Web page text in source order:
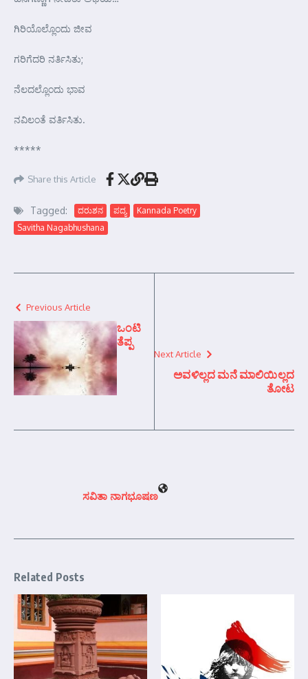
ಗಿರಿಯೊಲ್ಲೊಂದು ಜೀವ
ಗರಿಗೆದರಿ ನರ್ತಿಸಿತು;
ನೆಲದಲ್ಲೊಂದು ಭಾವ
ನವಿಲಂತೆ ವರ್ತಿಸಿತು.
*****
Share this Article
Tagged: ದರುಶನ ಪದ್ಯ
Kannada Poetry
Savitha Nagabhushana
Previous Article
ಒಂಟಿ
ತೆಪ್ಪ
Next Article
ಅವಳಿಲ್ಲದ ಮನೆ ಮಾಲಿಯಿಲ್ಲದ
ತೋಟ
ಸವಿತಾ ನಾಗಭೂಷಣ
Related Posts